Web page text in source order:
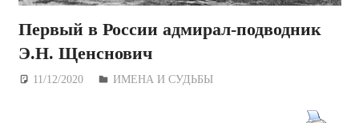
Первый в России адмирал-подводник
Э.Н. Щенснович
11/12/2020 Дежурный по Редакции
ИМЕНА И СУДЬБЫ